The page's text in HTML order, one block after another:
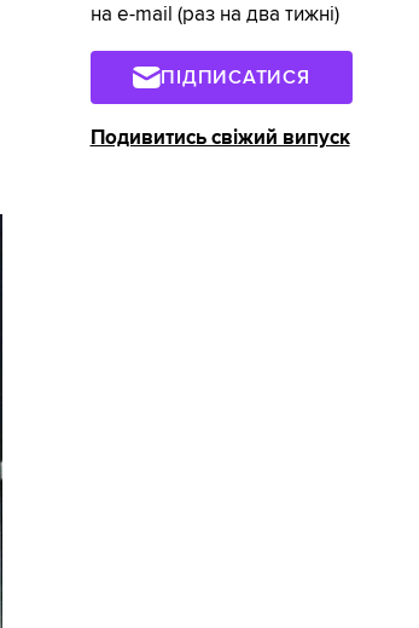
на e-mail (раз на два тижні)
ПІДПИСАТИСЯ
Подивитись свіжий випуск